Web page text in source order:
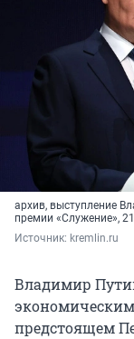
архив, выступление
премии «Служение»,
Источник: kremlin.ru
Владимир
предстоящем